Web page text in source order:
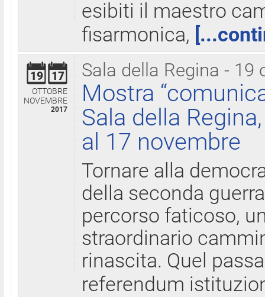
esibiti il maestro
fisarmonica,
Sala della Regina - 19
19 17
OTTOBRE
NOVEMBRE
2017
Mostra
Sala della
al 17 novembre
Tornare alla
della seconda
percorso faticoso,
straordinario
rinascita. Quel
referendum